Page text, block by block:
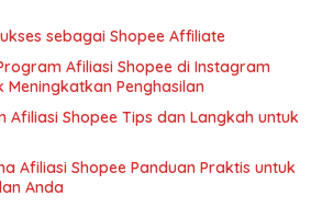
sebagai Shopee Affiliate
Afiliasi Shopee di Instagram
Meningkatkan Penghasilan
Shopee Tips dan Langkah untuk
Afiliasi Shopee Panduan Praktis untuk
Anda